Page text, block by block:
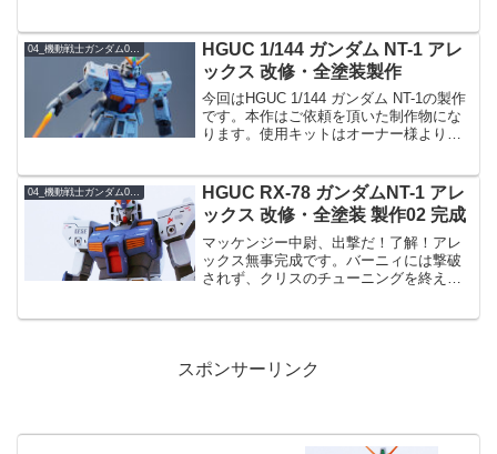
肩、前腕、膝下下腿部です。肩は説明書
を見てもらうのが早いですが...
HGUC 1/144 ガンダム NT-1 アレ
ックス 改修・全塗装製作
今回はHGUC 1/144 ガンダム NT-1の製作
です。本作はご依頼を頂いた制作物にな
ります。使用キットはオーナー様よりお
ント改修内容は下記の内容をベースに
し...
04_機動戦士ガンダム0080 ポケットの中の戦争
HGUC RX-78 ガンダムNT-1 アレ
ックス 改修・全塗装 製作02 完成
マッケンジー中尉、出撃だ！了解！アレ
ックス無事完成です。バーニィには撃破
されず、クリスのチューニングを終え無
スポンサーリンク